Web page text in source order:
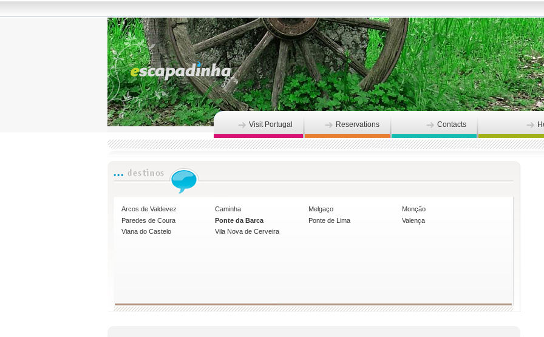
Visit Portugal Reservations Contacts
Arcos de Valdevez Caminha Melgaço
Monção
Paredes de Coura
Ponte da Barca Ponte de Lima
Valença
Viana do Castelo
Vila Nova de Cerveira